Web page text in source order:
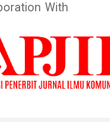
With